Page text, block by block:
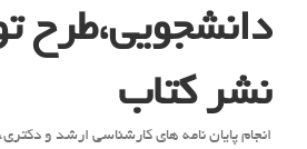
دانشجویی،طرح
نشر کتاب
انجام پایان نامه های کارشناسی ارشد و